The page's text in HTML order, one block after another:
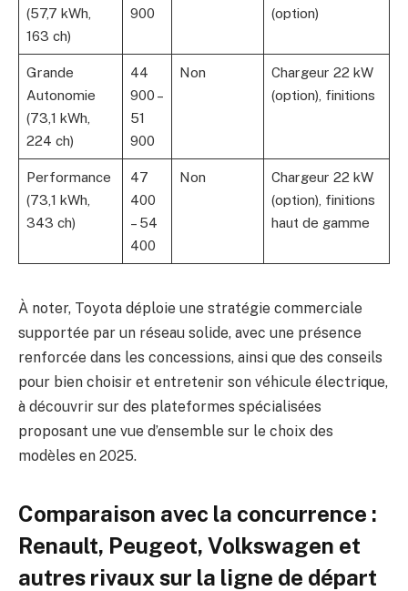
(57,7 kWh,
163 ch)
900
(option)
Grande
Autonomie
(73,1 kWh,
224 ch)
44
900 –
51
900
Non
Chargeur 22 kW
(option), finitions
Performance
(73,1 kWh,
343 ch)
47
400
– 54
400
Non
Chargeur 22 kW
(option), finitions
haut de gamme
À noter, Toyota déploie une stratégie commerciale
supportée par un réseau solide, avec une présence
renforcée dans les concessions, ainsi que des conseils
pour bien choisir et entretenir son véhicule électrique,
à découvrir sur des plateformes spécialisées
proposant une vue d’ensemble sur le choix des
modèles en 2025.
Comparaison avec la concurrence :
Renault, Peugeot, Volkswagen et
autres rivaux sur la ligne de départ